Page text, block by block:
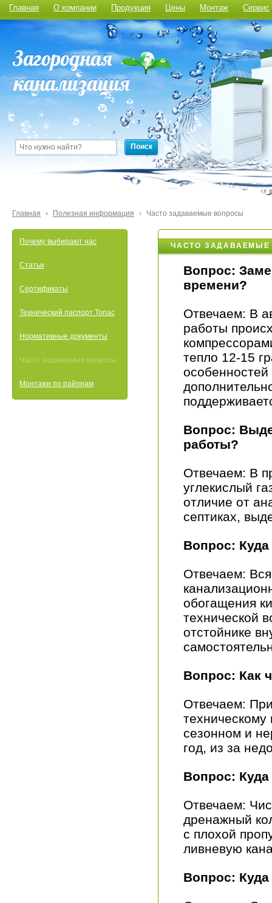
Главная О компании Продукция Цены Монтаж Сервис
Поиск
Главная › Полезная информация › Часто задаваемые вопросы
Почему выбирают нас
Статьи
Сертификаты
Технический паспорт Топас
Нормативные документы
Часто задаваемые вопросы
Монтажи по районам
ЧАСТО
Вопрос:
времени?
Отвечаем: В
работы
тепло 12-15
особенностей
Вопрос:
работы?
Отвечаем: В
углекислый
отличие от
септиках,
Вопрос: Куда
Отвечаем:
обогащения
технической
отстойнике
Вопрос: Как
Отвечаем:
техническому
сезонном и
год, из за
Вопрос:
Отвечаем:
дренажный
с плохой
ливневую
Вопрос: Куда